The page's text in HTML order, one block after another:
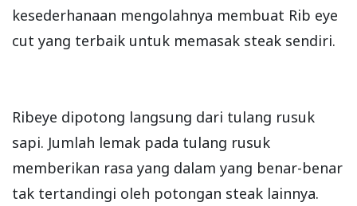
kesederhanaan mengolahnya membuat Rib eye
cut yang terbaik untuk memasak steak sendiri.
Ribeye dipotong langsung dari tulang rusuk
sapi. Jumlah lemak pada tulang rusuk
memberikan rasa yang dalam yang benar-benar
tak tertandingi oleh potongan steak lainnya.